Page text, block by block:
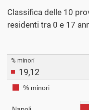
Classifica delle 10
residenti tra 0 e 17